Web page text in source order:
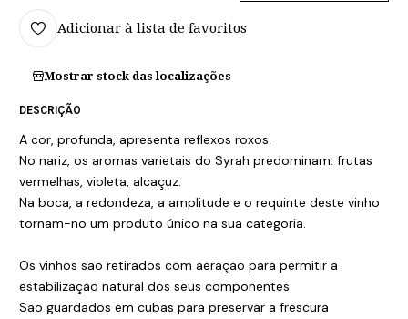
Adicionar à lista de favoritos
Mostrar stock das localizações
DESCRIÇÃO
A cor, profunda, apresenta reflexos roxos.
No nariz, os aromas varietais do Syrah predominam: frutas
vermelhas, violeta, alcaçuz.
Na boca, a redondeza, a amplitude e o requinte deste vinho
tornam-no um produto único na sua categoria.
Os vinhos são retirados com aeração para permitir a
estabilização natural dos seus componentes.
São guardados em cubas para preservar a frescura